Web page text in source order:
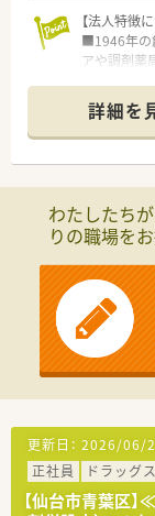
【法人特徴
■1946年の
アや調剤薬
■「ありが
を活かし
います。
■東日本エ
【店舗情報
■最寄り駅
有する拠点
います。
■本社付け
舗にて、様
能です。
■薬剤師の
らではの盤
【募集背景
■事業拡大
の経験を活
詳細を
わたしたち
りの職場を
更新日： 2026/06/
正社員
ドラッグ
【仙台市青葉区